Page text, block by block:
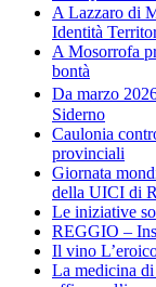
A Lazzaro di
Identità
A Mosorrofa
bontà
Da marzo
Siderno
Caulonia
provinciali
Giornata
della UICI di
Le iniziative
REGGIO –
Il vino
La medicina di